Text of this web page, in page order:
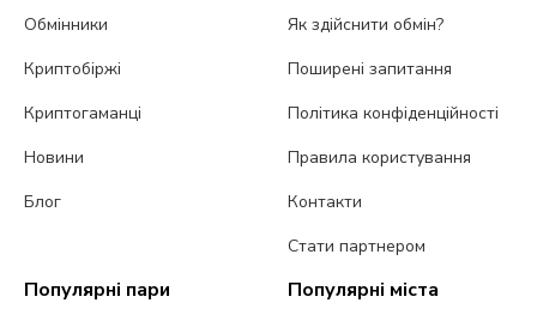
Обмінники
Криптобіржі
Криптогаманці
Новини
Блог
Як здійснити обмін?
Поширені запитання
Політика конфіденційності
Правила користування
Контакти
Стати партнером
Популярні пари Популярні міста